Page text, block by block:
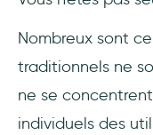
votre guide
Ajoutez des
Nombreux sont
traditionnels ne
ne se
individuels des